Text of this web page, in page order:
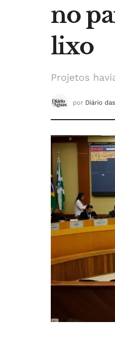
no
lixo
Projetos
por Diário